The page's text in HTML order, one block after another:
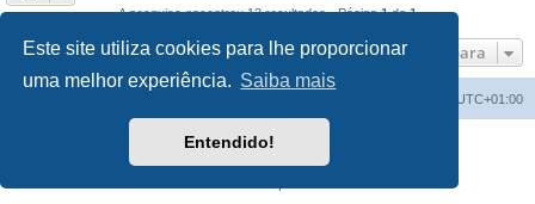
Este site utiliza cookies para lhe proporcionar
uma melhor experiência. Saiba mais
Entendido!
A pesquisa encontrou 13 resultados • Página1de1
Ir para
UTC+01:00
Desenvolvido porphpBB® Forum Software © phpBB Limited
phpBB Portugal